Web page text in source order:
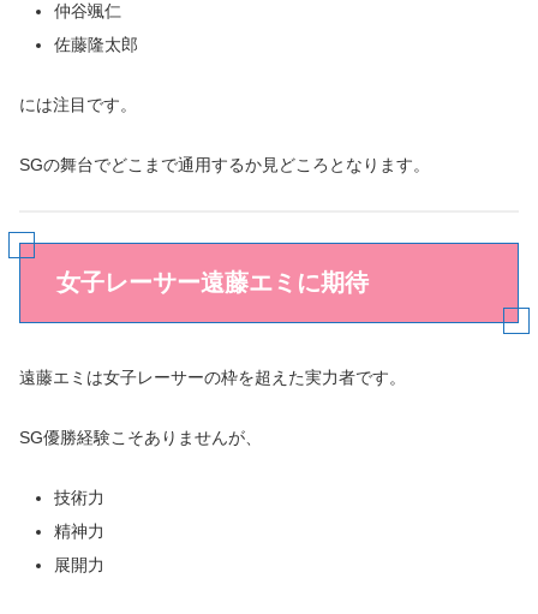
仲谷颯仁
佐藤隆太郎
には注目です。
SGの舞台でどこまで通用するか見どころとなります。
女子レーサー遠藤エミに期待
遠藤エミは女子レーサーの枠を超えた実力者です。
SG優勝経験こそありませんが、
技術力
精神力
展開力